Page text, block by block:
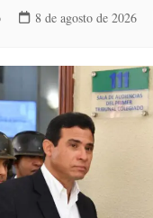
8 de agosto de 2026